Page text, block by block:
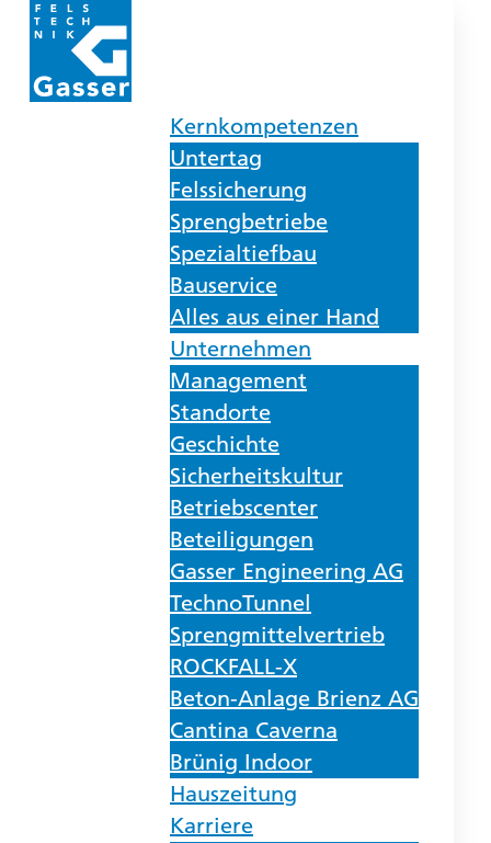
Kernkompetenzen
Untertag
Felssicherung
Sprengbetriebe
Spezialtiefbau
Bauservice
Alles aus einer Hand
Unternehmen
Management
Standorte
Geschichte
Sicherheitskultur
Betriebscenter
Beteiligungen
Gasser Engineering AG
TechnoTunnel
Sprengmittelvertrieb
ROCKFALL-X
Beton-Anlage Brienz AG
Cantina Caverna
Brünig Indoor
Hauszeitung
Karriere